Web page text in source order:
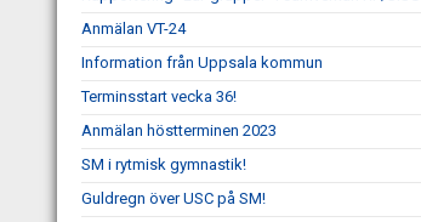
Anmälan VT-24
Information från Uppsala kommun
Terminsstart vecka 36!
Anmälan höstterminen 2023
SM i rytmisk gymnastik!
Guldregn över USC på SM!